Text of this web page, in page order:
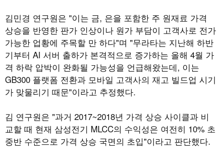
김민경 연구원은 "이는 금, 은을 포함한 주 원재료 가격
상승을 반영한 판가 인상이나 원가 부담이 고객사로 전가
가능한 업황에 주목할 만 하다"며 "무라타는 지난해 하반
기부터 AI 서버 출하가 본격적으로 증가하는 올해 4월 가
격 하락 압박이 완화될 가능성을 언급해왔는데, 이는
GB300 플랫폼 전환과 모바일 고객사의 재고 빌드업 시기
가 맞물리기 때문"이라고 추정했다.
김 연구원은 "과거 2017~2018년 가격 상승 사이클과 비
교할 때 현재 삼성전기 MLCC의 수익성은 여전히 10% 초
중반 수준으로 가격 상승 국면의 초입"이라고 판단했다.